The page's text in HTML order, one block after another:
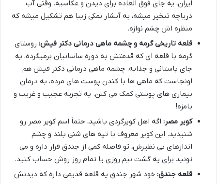
ایران، یه جای فوق العاده برای دیدن و عکاسیه. وقتی آب
دریاچه تبخیر میشه، یه آبشار نمکی زیبا هم تشکیل میشه که
منظره اش چشم نوازه.
قلعه تاریخی گرمه و چشمه ماهی درمانی دکتر فیش: روستای
گرمه با قلعه ای که قدمتش به دوره ساسانیان برمیگرده، یه
جای باستانی و جذابه. چشمه ماهی درمانی دکتر فیش هم
اونجاست که ماهی ها با کندن پوست های مرده، به درمان
بیماری های پوستی کمک می کنن. یه تجربه عجیب و غریب و
بامزه!
کویر مصر: اگه اهل کویرگردی باشید، حتماً اسم کویر مصر رو
شنیدید. این کویر معروف با تپه های شنی بلند و چشم
اندازهای بی نظیرش، تو فاصله کمی از جندق قرار داره و می
تونید برای یه گشت نیم روزی یا تمام روز روش حساب کنید.
قلعه جندق: خود شهر جندق یه قلعه قدیمی داره که دیدنش